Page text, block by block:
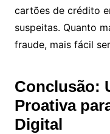
cartões de crédito
suspeitas. Quanto
fraude, mais fácil
Conclusão:
Proativa
Digital